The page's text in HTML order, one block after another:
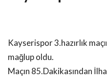
Kayserispor 3.hazırlık
mağlup oldu.
Maçın 85.Dakikasından